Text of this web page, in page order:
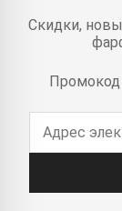
Скидки,
Промокод